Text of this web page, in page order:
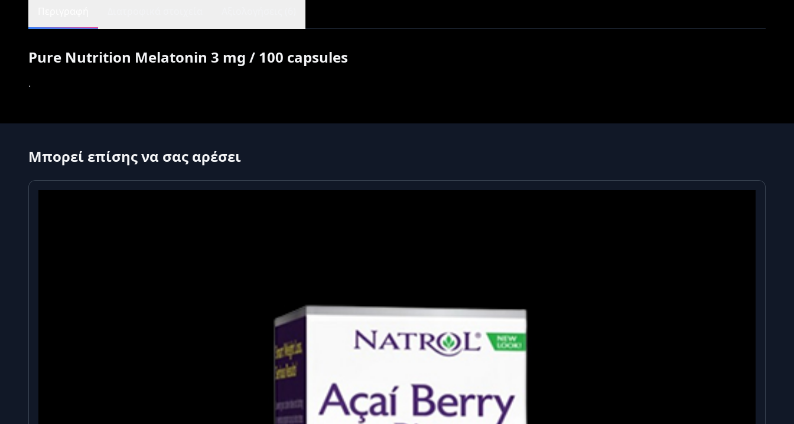
Pure Nutrition Melatonin 3 mg / 100 capsules
.
Μπορεί επίσης να σας αρέσει